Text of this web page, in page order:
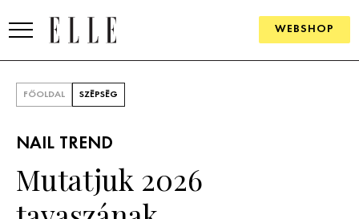
WEBSHOP
SZÉPSÉG
FŐOLDAL SZÉPSÉG
NAIL TREND
Mutatjuk 2026